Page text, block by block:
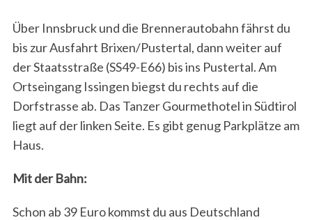
Über Innsbruck und die Brennerautobahn fährst du
bis zur Ausfahrt Brixen/Pustertal, dann weiter auf
der Staatsstraße (SS49-E66) bis ins Pustertal. Am
Ortseingang Issingen biegst du rechts auf die
Dorfstrasse ab. Das Tanzer Gourmethotel in Südtirol
liegt auf der linken Seite. Es gibt genug Parkplätze am
Haus.
Mit der Bahn:
Schon ab 39 Euro kommst du aus Deutschland